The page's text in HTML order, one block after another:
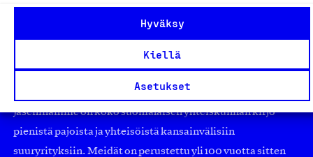
Hyväksy
Kiellä
Asetukset
Olemme jäsentemme omistama puolueeton,
työmarkkinajärjestöistä riippumaton yhdistys.
Jäseninämme on koko suomalaisen yhteiskunnan kirjo
pienistä pajoista ja yhteisöistä kansainvälisiin
suuryrityksiin. Meidät on perustettu yli 100 vuotta sitten